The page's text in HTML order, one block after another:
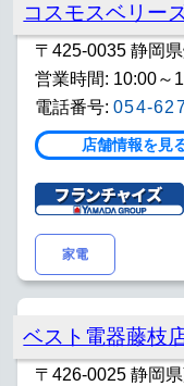
コスモスベリー
〒425-0035 静岡
営業時間: 10:00～
電話番号: 054-
店舗情報を見
家電
ベスト電器藤枝
〒426-0025 静岡